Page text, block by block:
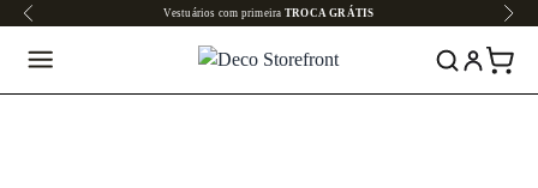
Vestuários com primeira TROCA GRÁTIS